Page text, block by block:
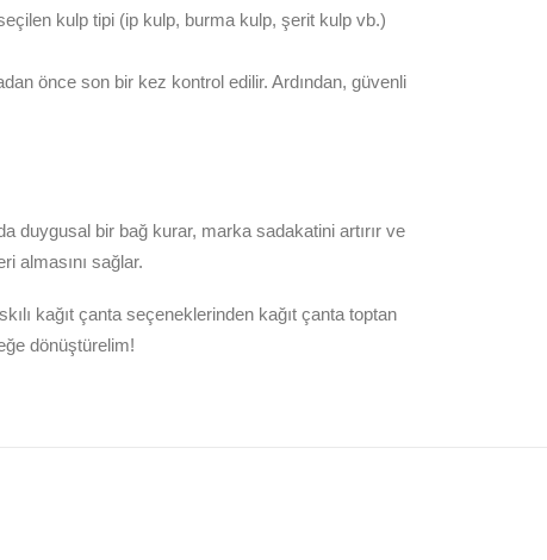
kulp tipi (ip kulp, burma kulp, şerit kulp vb.)
önce son bir kez kontrol edilir. Ardından, güvenli
duygusal bir bağ kurar, marka sadakatini artırır ve
almasını sağlar.
kağıt çanta seçeneklerinden kağıt çanta toptan
dönüştürelim!